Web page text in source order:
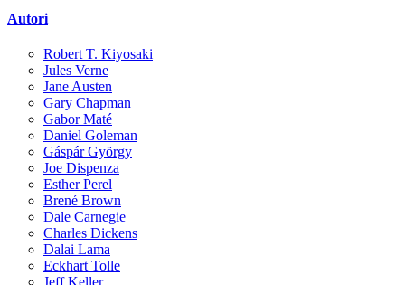
Autori
Robert T. Kiyosaki
Jules Verne
Jane Austen
Gary Chapman
Gabor Maté
Daniel Goleman
Gáspár György
Joe Dispenza
Esther Perel
Brené Brown
Dale Carnegie
Charles Dickens
Dalai Lama
Eckhart Tolle